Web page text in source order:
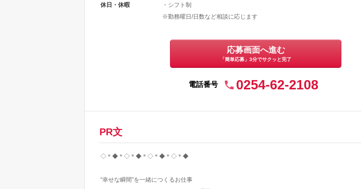
休日・休暇
・シフト制
※勤務曜日/日数など相談に応じます
応募画面へ進む
「簡単応募」3分でサクッと完了
電話番号 0254-62-2108
PR文
◇＊◆＊◇＊◆＊◇＊◆＊◇＊◆
“幸せな瞬間”を一緒につくるお仕事